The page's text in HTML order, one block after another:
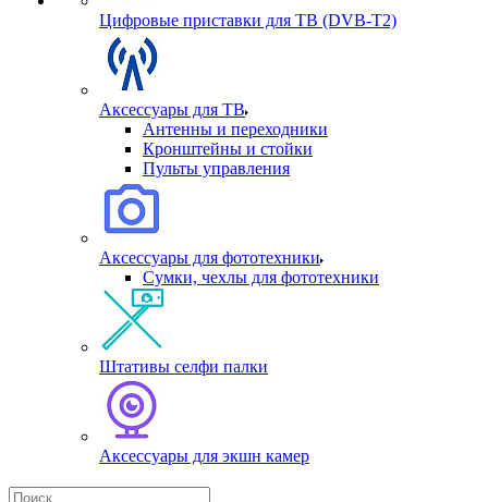
Цифровые приставки для ТВ (DVB-T2)
Аксессуары для ТВ
Антенны и переходники
Кронштейны и стойки
Пульты управления
Аксессуары для фототехники
Сумки, чехлы для фототехники
Штативы селфи палки
Аксессуары для экшн камер